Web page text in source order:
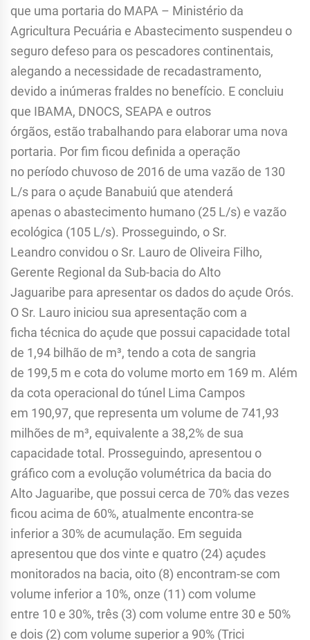
que uma portaria do MAPA – Ministério da
Agricultura Pecuária e Abastecimento suspendeu o
seguro defeso para os pescadores continentais,
alegando a necessidade de recadastramento,
devido a inúmeras fraldes no benefício. E concluiu
que IBAMA, DNOCS, SEAPA e outros
órgãos, estão trabalhando para elaborar uma nova
portaria. Por fim ficou definida a operação
no período chuvoso de 2016 de uma vazão de 130
L/s para o açude Banabuiú que atenderá
apenas o abastecimento humano (25 L/s) e vazão
ecológica (105 L/s). Prosseguindo, o Sr.
Leandro convidou o Sr. Lauro de Oliveira Filho,
Gerente Regional da Sub-bacia do Alto
Jaguaribe para apresentar os dados do açude Orós.
O Sr. Lauro iniciou sua apresentação com a
ficha técnica do açude que possui capacidade total
de 1,94 bilhão de m³, tendo a cota de sangria
de 199,5 m e cota do volume morto em 169 m. Além
da cota operacional do túnel Lima Campos
em 190,97, que representa um volume de 741,93
milhões de m³, equivalente a 38,2% de sua
capacidade total. Prosseguindo, apresentou o
gráfico com a evolução volumétrica da bacia do
Alto Jaguaribe, que possui cerca de 70% das vezes
ficou acima de 60%, atualmente encontra-se
inferior a 30% de acumulação. Em seguida
apresentou que dos vinte e quatro (24) açudes
monitorados na bacia, oito (8) encontram-se com
volume inferior a 10%, onze (11) com volume
entre 10 e 30%, três (3) com volume entre 30 e 50%
e dois (2) com volume superior a 90% (Trici